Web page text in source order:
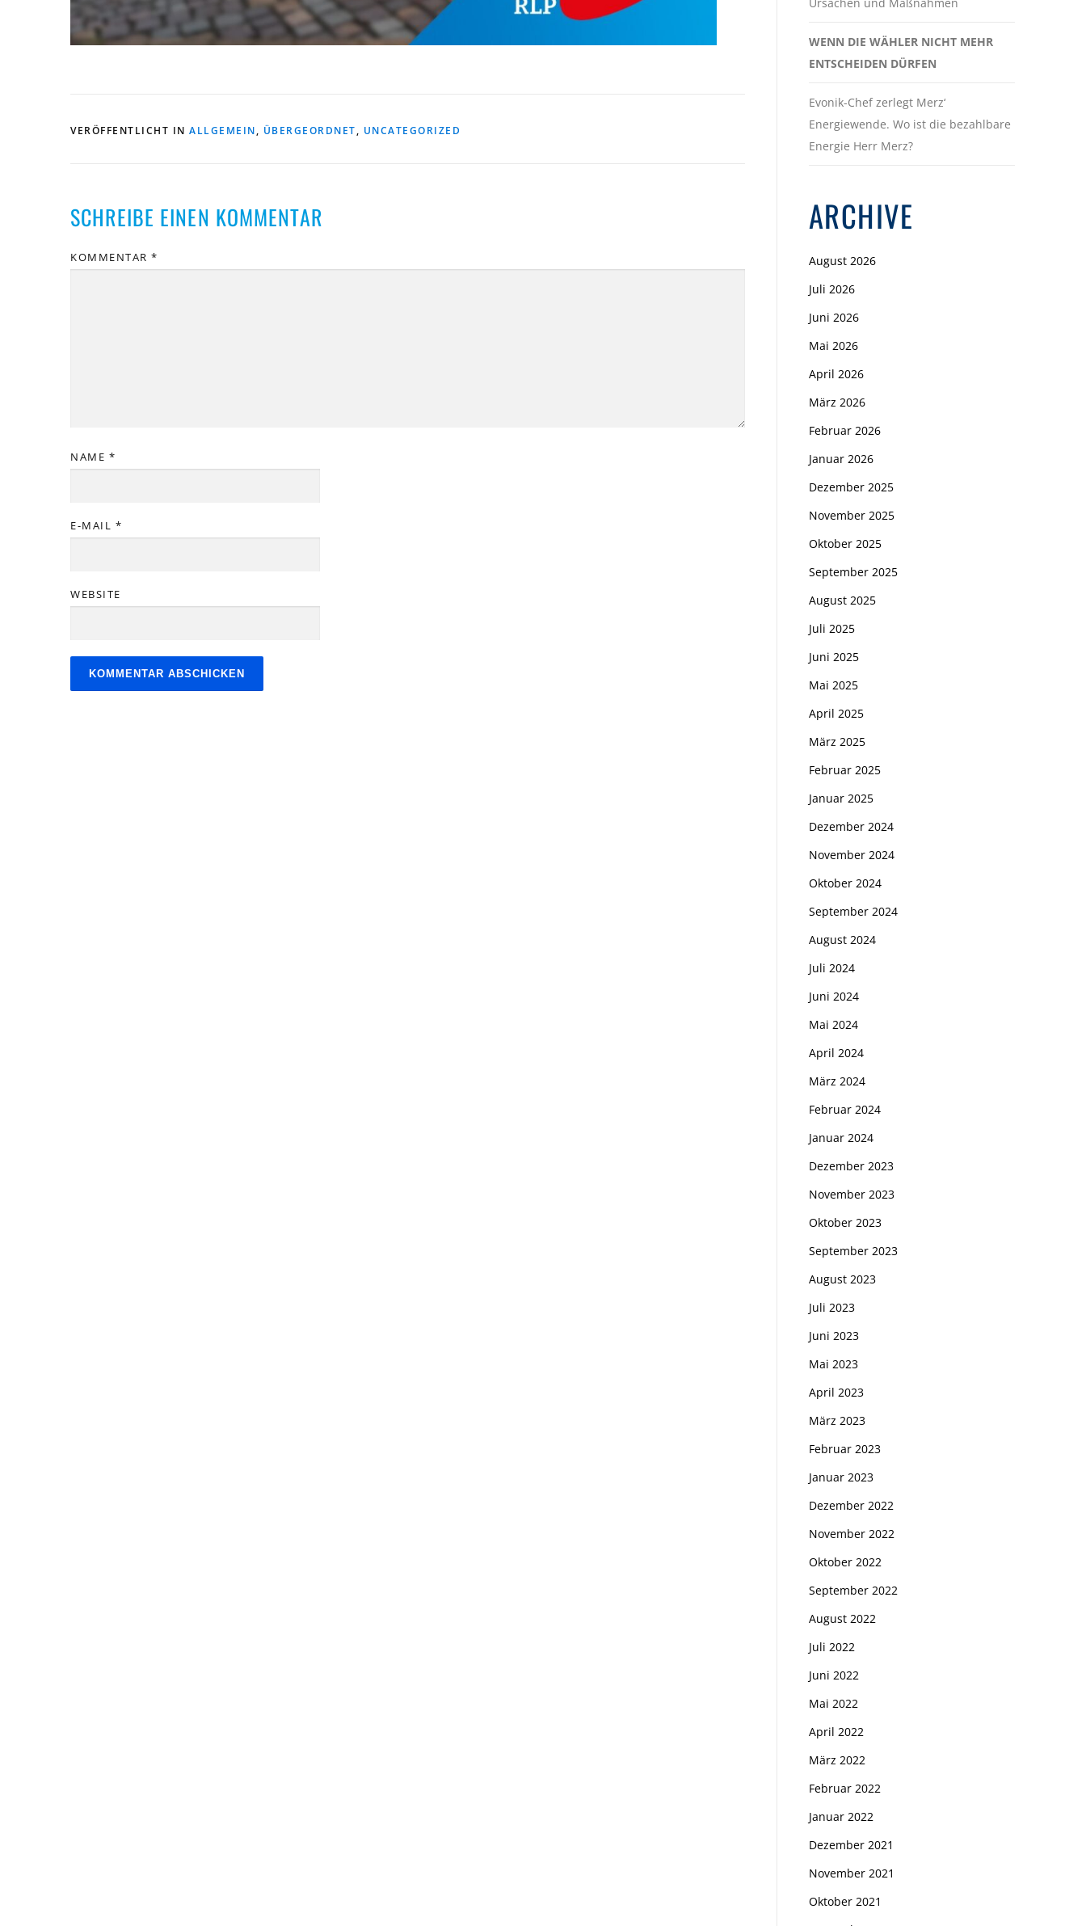
VERÖFFENTLICHT IN ALLGEMEIN, ÜBERGEORDNET, UNCATEGORIZED
SCHREIBE EINEN KOMMENTAR
KOMMENTAR *
NAME *
E-MAIL *
WEBSITE
WENN DIE WÄHLER NICHT MEHR
ENTSCHEIDEN DÜRFEN
Evonik-Chef zerlegt Merz‘
Energiewende. Wo ist die bezahlbare
Energie Herr Merz?
ARCHIVE
August 2026
Juli 2026
Juni 2026
Mai 2026
April 2026
März 2026
Februar 2026
Januar 2026
Dezember 2025
November 2025
Oktober 2025
September 2025
August 2025
Juli 2025
Juni 2025
Mai 2025
April 2025
März 2025
Februar 2025
Januar 2025
Dezember 2024
November 2024
Oktober 2024
September 2024
August 2024
Juli 2024
Juni 2024
Mai 2024
April 2024
März 2024
Februar 2024
Januar 2024
Dezember 2023
November 2023
Oktober 2023
September 2023
August 2023
Juli 2023
Juni 2023
Mai 2023
April 2023
März 2023
Februar 2023
Januar 2023
Dezember 2022
November 2022
Oktober 2022
September 2022
August 2022
Juli 2022
Juni 2022
Mai 2022
April 2022
März 2022
Februar 2022
Januar 2022
Dezember 2021
November 2021
Oktober 2021